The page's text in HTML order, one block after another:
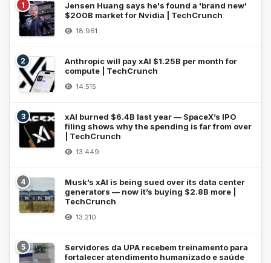
1
Jensen Huang says he's found a 'brand new'
$200B market for Nvidia | TechCrunch
18.961
2
Anthropic will pay xAI $1.25B per month for
compute | TechCrunch
14.515
3
xAI burned $6.4B last year — SpaceX’s IPO
filing shows why the spending is far from over
| TechCrunch
13.449
4
Musk’s xAI is being sued over its data center
generators — now it’s buying $2.8B more |
TechCrunch
13.210
5
Servidores da UPA recebem treinamento para
fortalecer atendimento humanizado e saúde